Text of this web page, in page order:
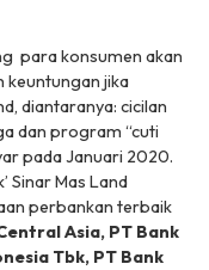
para konsumen akan
keuntungan jika
diantaranya: cicilan
dan program “cuti
pada Januari 2020.
Sinar Mas Land
perbankan terbaik
Asia, PT Bank
Tbk, PT Bank